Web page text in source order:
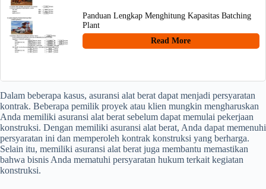
Panduan Lengkap Menghitung Kapasitas Batching
Plant
Read More
Dalam beberapa kasus, asuransi alat berat dapat menjadi persyaratan
kontrak. Beberapa pemilik proyek atau klien mungkin mengharuskan
Anda memiliki asuransi alat berat sebelum dapat memulai pekerjaan
konstruksi. Dengan memiliki asuransi alat berat, Anda dapat memenuhi
persyaratan ini dan memperoleh kontrak konstruksi yang berharga.
Selain itu, memiliki asuransi alat berat juga membantu memastikan
bahwa bisnis Anda mematuhi persyaratan hukum terkait kegiatan
konstruksi.